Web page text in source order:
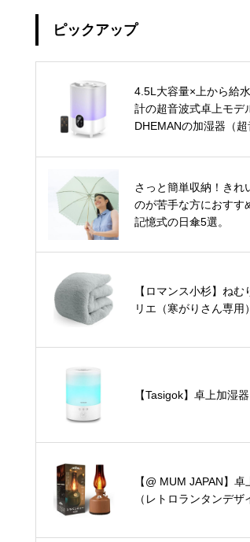
ピックアップ
4.5L大容量×上から給
計の超音波式卓上モデ
DHEMANの加湿器（
さっと簡単収納！きれ
のが苦手な方におすす
記憶式の日傘5選。
【ロマンス小杉】ねむ
リエ（寒がりさん専用）
【Tasigok】卓上加湿器
【@ MUM JAPAN】卓
（レトロランタンデザ